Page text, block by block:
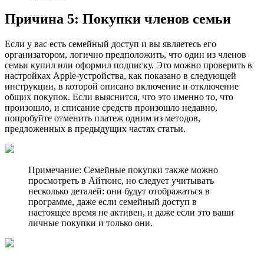
Причина 5: Покупки членов семьи
Если у вас есть семейный доступ и вы являетесь его
организатором, логично предположить, что один из членов
семьи купил или оформил подписку. Это можно проверить в
настройках Apple-устройства, как показано в следующей
инструкции, в которой описано включение и отключение
общих покупок. Если выяснится, что это именно то, что
произошло, и списание средств произошло недавно,
попробуйте отменить платеж одним из методов,
предложенных в предыдущих частях статьи.
Примечание: Семейные покупки также можно
просмотреть в Айтюнс, но следует учитывать
несколько деталей: они будут отображаться в
программе, даже если семейный доступ в
настоящее время не активен, и даже если это ваши
личные покупки и только они.